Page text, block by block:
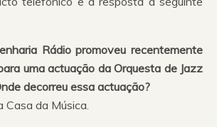
Rádio promoveu recentemente
uma actuação da Orquesta de Jazz
decorreu essa actuação?
Casa da Música.